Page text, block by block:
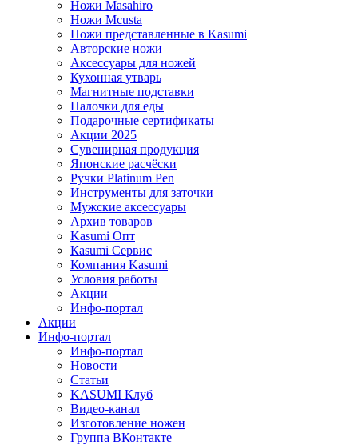
Ножи Masahiro
Ножи Mcusta
Ножи представленные в Kasumi
Авторские ножи
Аксессуары для ножей
Кухонная утварь
Магнитные подставки
Палочки для еды
Подарочные сертификаты
Акции 2025
Сувенирная продукция
Японские расчёски
Ручки Platinum Pen
Инструменты для заточки
Мужские аксессуары
Архив товаров
Kasumi Опт
Кasumi Сервис
Компания Kasumi
Условия работы
Акции
Инфо-портал
Акции
Инфо-портал
Инфо-портал
Новости
Статьи
KASUMI Клуб
Видео-канал
Изготовление ножен
Группа ВКонтакте